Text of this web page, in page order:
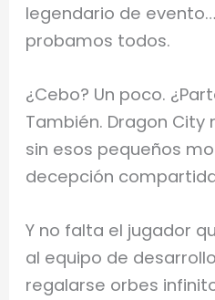
legendario de
probamos todos.
¿Cebo? Un poco.
También. Dragon City
sin esos pequeños
decepción
Y no falta el jugador
al equipo de
regalarse orbes